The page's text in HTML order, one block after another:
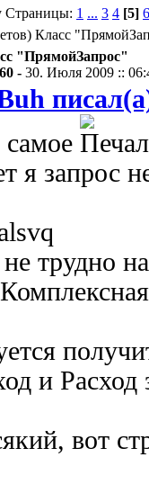
Страницы: 1 ... 3 4 [5] 6
Класс
"ПрямойЗапрос"
- 30. Июля 2009 ::
я запрос
трудно
и Расход
вот